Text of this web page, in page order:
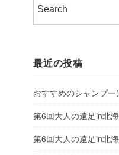
最近の投稿
おすすめのシャンプー
第6回大人の遠足in
第6回大人の遠足in北